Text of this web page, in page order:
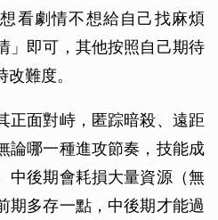
看劇情不想給自己找麻煩
」即可，其他按照自己期待
難度。
正面對峙，匿踪暗殺、遠距
論哪一種進攻節奏，技能成
中後期會耗損大量資源（無
期多存一點，中後期才能過